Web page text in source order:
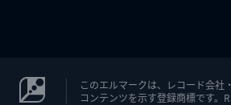
このエルマークは、レコード会社
コンテンツを示す登録商標です。